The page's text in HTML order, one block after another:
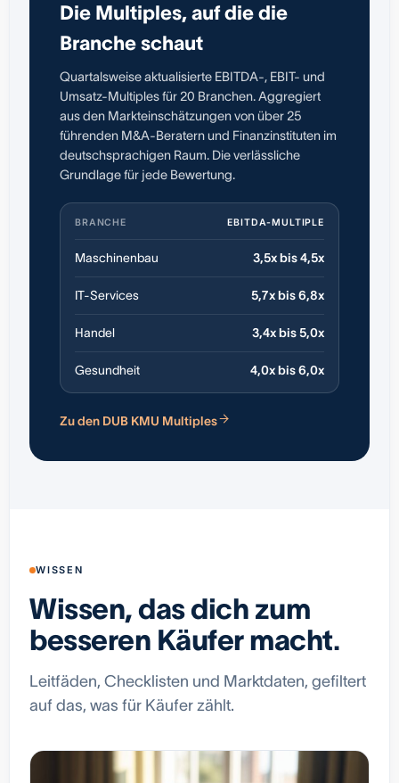
Die Multiples, auf die die
Branche schaut
Quartalsweise aktualisierte EBITDA-, EBIT- und
Umsatz-Multiples für 20 Branchen. Aggregiert
aus den Markteinschätzungen von über 25
führenden M&A-Beratern und Finanzinstituten im
deutschsprachigen Raum. Die verlässliche
Grundlage für jede Bewertung.
BRANCHE EBITDA-MULTIPLE
Maschinenbau 3,5x bis 4,5x
IT-Services 5,7x bis 6,8x
Handel 3,4x bis 5,0x
Gesundheit 4,0x bis 6,0x
Zu den DUB KMU Multiples
WISSEN
Wissen, das dich zum
besseren Käufer macht.
Leitfäden, Checklisten und Marktdaten, gefiltert
auf das, was für Käufer zählt.